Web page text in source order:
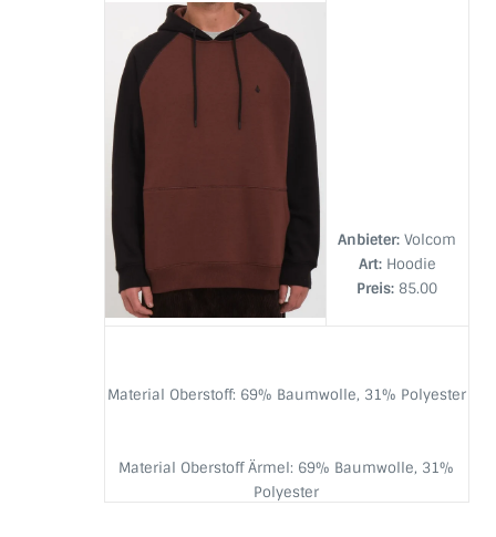
Anbieter:Volcom
Art: Hoodie
Preis: 85.00
Material Oberstoff: 69% Baumwolle, 31% Polyester
Material Oberstoff Ärmel: 69% Baumwolle, 31%
Polyester